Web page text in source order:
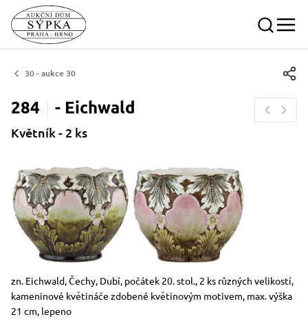
30 - aukce 30
284 - Eichwald
Květník - 2 ks
Rozměry
Stručný popis předmětu
zn. Eichwald, Čechy, Dubí, počátek 20. stol., 2 ks různých velikostí,
kameninové květináče zdobené květinovým motivem, max. výška
21 cm, lepeno